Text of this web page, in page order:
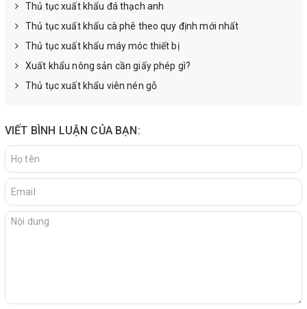
Thủ tục xuất khẩu đá thạch anh
Thủ tục xuất khẩu cà phê theo quy định mới nhất
Thủ tục xuất khẩu máy móc thiết bị
Xuất khẩu nông sản cần giấy phép gì?
Thủ tục xuất khẩu viên nén gỗ
VIẾT BÌNH LUẬN CỦA BẠN: